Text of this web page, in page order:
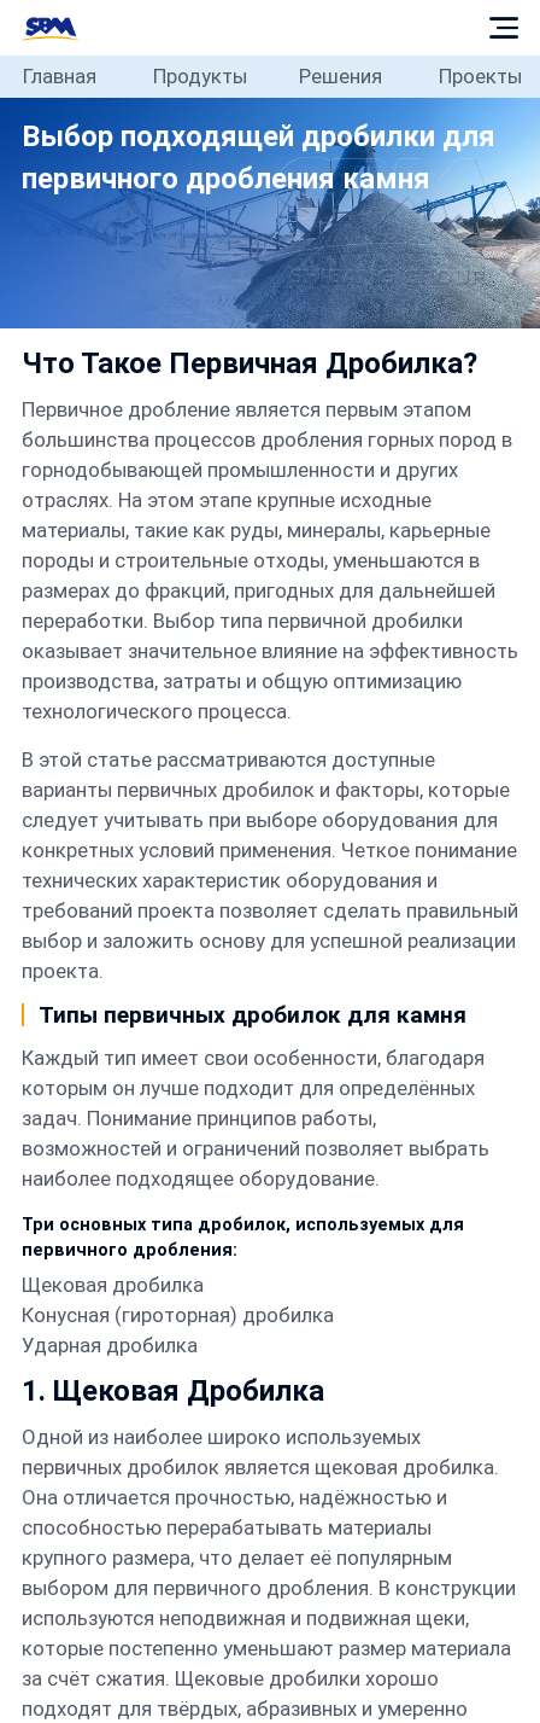
Главная
Решения
Блог
О
Контакты
Русский
Главная Продукты Решения Проекты
Выбор подходящей дробилки для
первичного дробления камня
Что Такое Первичная Дробилка?
Первичное дробление является первым этапом
большинства процессов дробления горных пород в
горнодобывающей промышленности и других
отраслях. На этом этапе крупные исходные
материалы, такие как руды, минералы, карьерные
породы и строительные отходы, уменьшаются в
размерах до фракций, пригодных для дальнейшей
переработки. Выбор типа первичной дробилки
оказывает значительное влияние на эффективность
производства, затраты и общую оптимизацию
технологического процесса.
В этой статье рассматриваются доступные
варианты первичных дробилок и факторы, которые
следует учитывать при выборе оборудования для
конкретных условий применения. Четкое понимание
технических характеристик оборудования и
требований проекта позволяет сделать правильный
выбор и заложить основу для успешной реализации
проекта.
Типы первичных дробилок для камня
Каждый тип имеет свои особенности, благодаря
которым он лучше подходит для определённых
задач. Понимание принципов работы,
возможностей и ограничений позволяет выбрать
наиболее подходящее оборудование.
Три основных типа дробилок, используемых для
первичного дробления:
Щековая дробилка
Конусная (гироторная) дробилка
Ударная дробилка
1. Щековая Дробилка
Одной из наиболее широко используемых
первичных дробилок является щековая дробилка.
Она отличается прочностью, надёжностью и
способностью перерабатывать материалы
крупного размера, что делает её популярным
выбором для первичного дробления. В конструкции
используются неподвижная и подвижная щеки,
которые постепенно уменьшают размер материала
за счёт сжатия. Щековые дробилки хорошо
подходят для твёрдых, абразивных и умеренно